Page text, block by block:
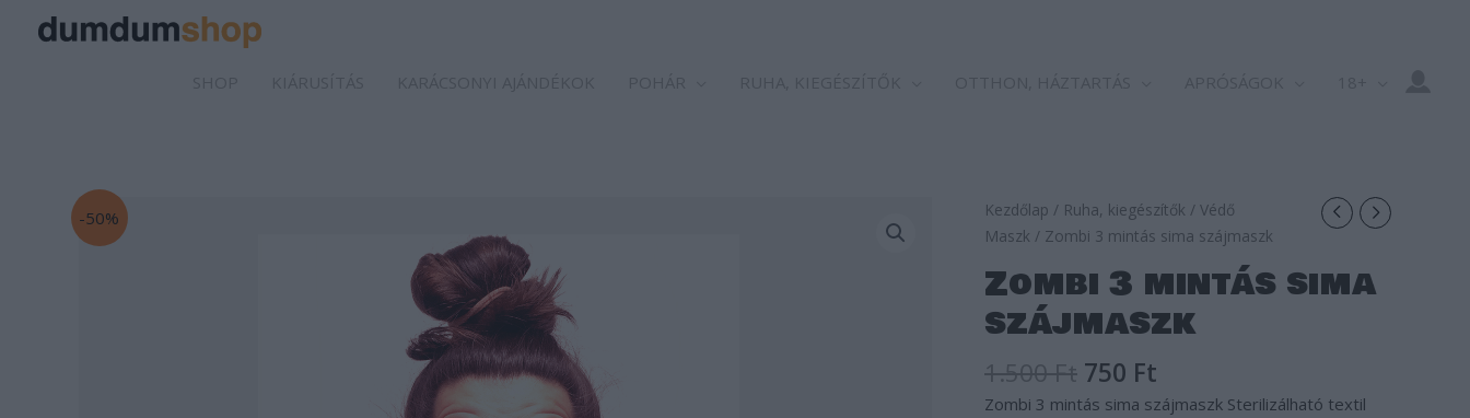
-50% Kezdőlap / Ruha, kiegészítők / Védő
Maszk / Zombi 3 mintás sima szájmaszk
Zombi 3 mintás sima
szájmaszk
1.500Ft
Original
price
1.500 Ft.
750 Ft
Current
price
750 Ft.
Zombi 3 mintás sima szájmaszk Sterilizálható textil